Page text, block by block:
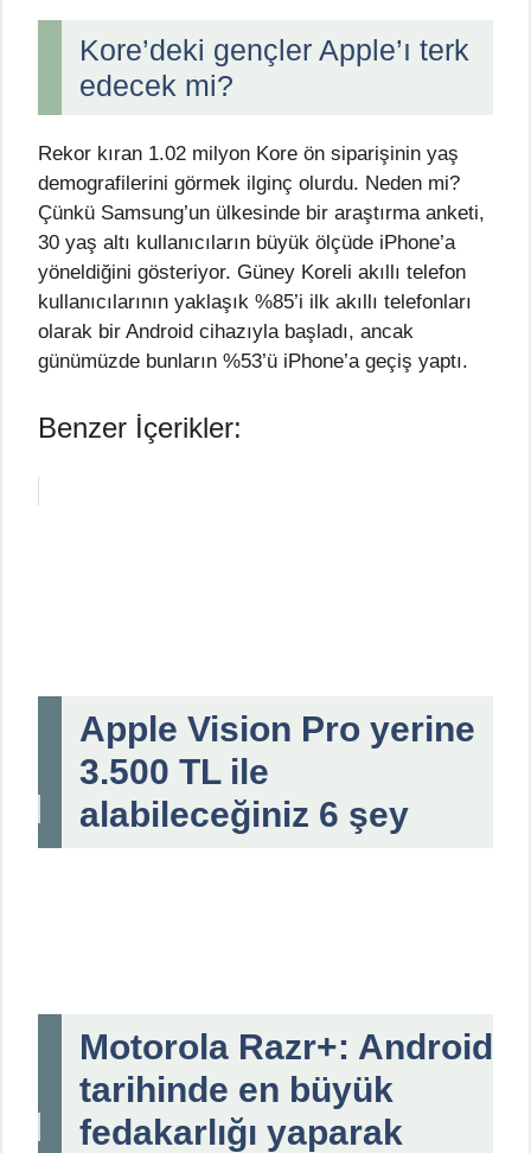
Kore’deki gençler Apple’ı terk
edecek mi?
Rekor kıran 1.02 milyon Kore ön siparişinin yaş
demografilerini görmek ilginç olurdu. Neden mi?
Çünkü Samsung’un ülkesinde bir araştırma anketi,
30 yaş altı kullanıcıların büyük ölçüde iPhone’a
yöneldiğini gösteriyor. Güney Koreli akıllı telefon
kullanıcılarının yaklaşık %85’i ilk akıllı telefonları
olarak bir Android cihazıyla başladı, ancak
günümüzde bunların %53’ü iPhone’a geçiş yaptı.
Benzer İçerikler:
Apple Vision Pro yerine
3.500 TL ile
alabileceğiniz 6 şey
Motorola Razr+: Android
tarihinde en büyük
fedakarlığı yaparak